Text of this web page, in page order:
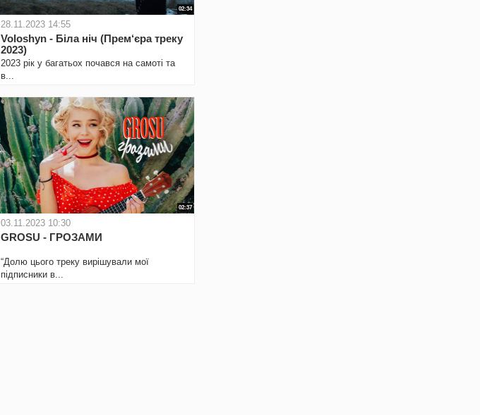
02:34
28.11.2023 14:55
Voloshyn - Біла ніч (Прем‘єра треку
2023)
2023 рік у багатьох почався на самоті та
в...
02:37
03.11.2023 10:30
GROSU - ГРОЗАМИ
“Долю цього треку вирішували мої
підписники в...